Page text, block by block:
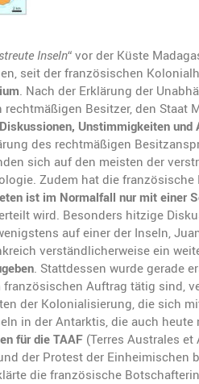
Inseln“ vor der Küste
seit der französischen
. Nach der Erklärung der
Besitzer, den Staat
Diskussionen, Unstimmigkeiten und
des rechtmäßigen
sich auf den meisten der
Zudem hat die französische
ist im Normalfall nur mit einer
wird. Besonders hitzige
auf einer der Inseln,
verständlicherweise ein
. Stattdessen wurde gerade
Auftrag tätig sind,
der Kolonialisierung, die sich
in der Antarktis, die auch
für die TAAF (Terres Australes
der Protest der Einheimischen
die französische